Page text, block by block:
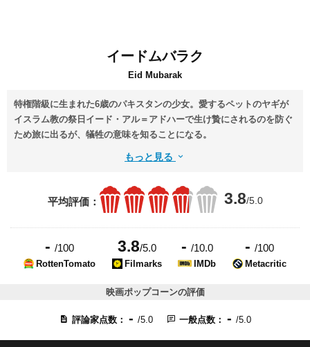
イードムバラク
Eid Mubarak
特権階級に生まれた6歳のパキスタンの少女。愛するペットのヤギが
イスラム教の祭日イード・アル＝アドハーで生け贄にされるのを防ぐ
ため旅に出るが、犠牲の意味を知ることになる。
もっと見る
平均評価： 3.8/5.0
- /100
RottenTomato
3.8/5.0
Filmarks
- /10.0
IMDb
-/100
Metacritic
映画ポップコーンの評価
評論家点数： - /5.0 一般点数： - /5.0